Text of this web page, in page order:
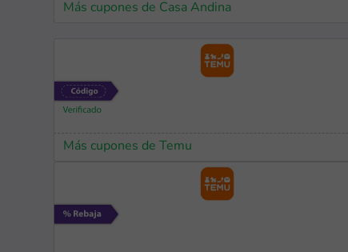
Más cupones de Casa Andina
Más cupones de Temu